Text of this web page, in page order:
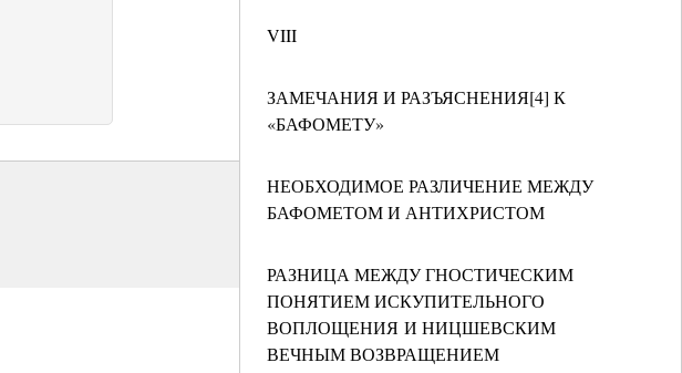
VIII
ЗАМЕЧАНИЯ И РАЗЪЯСНЕНИЯ[4] К
«БАФОМЕТУ»
НЕОБХОДИМОЕ РАЗЛИЧЕНИЕ МЕЖДУ
БАФОМЕТОМ И АНТИХРИСТОМ
РАЗНИЦА МЕЖДУ ГНОСТИЧЕСКИМ
ПОНЯТИЕМ ИСКУПИТЕЛЬНОГО
ВОПЛОЩЕНИЯ И НИЦШЕВСКИМ
ВЕЧНЫМ ВОЗВРАЩЕНИЕМ